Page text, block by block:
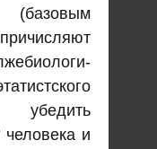
убедить
человека и